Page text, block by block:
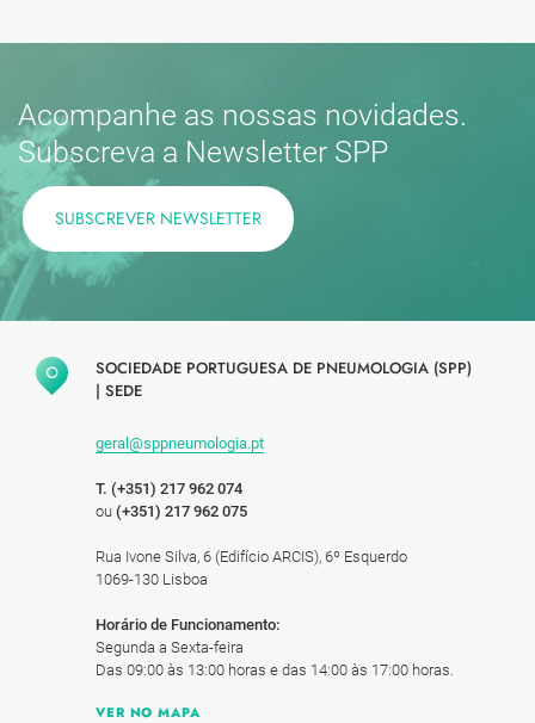
Acompanhe as nossas novidades.
Subscreva a Newsletter SPP
SUBSCREVER NEWSLETTER
SOCIEDADE PORTUGUESA DE PNEUMOLOGIA (SPP)
| SEDE
geral@sppneumologia.pt
T. (+351) 217 962 074
ou (+351) 217 962 075
Rua Ivone Silva, 6 (Edifício ARCIS), 6º Esquerdo
1069-130 Lisboa
Horário de Funcionamento:
Segunda a Sexta-feira
Das 09:00 às 13:00 horas e das 14:00 às 17:00 horas.
VER NO MAPA